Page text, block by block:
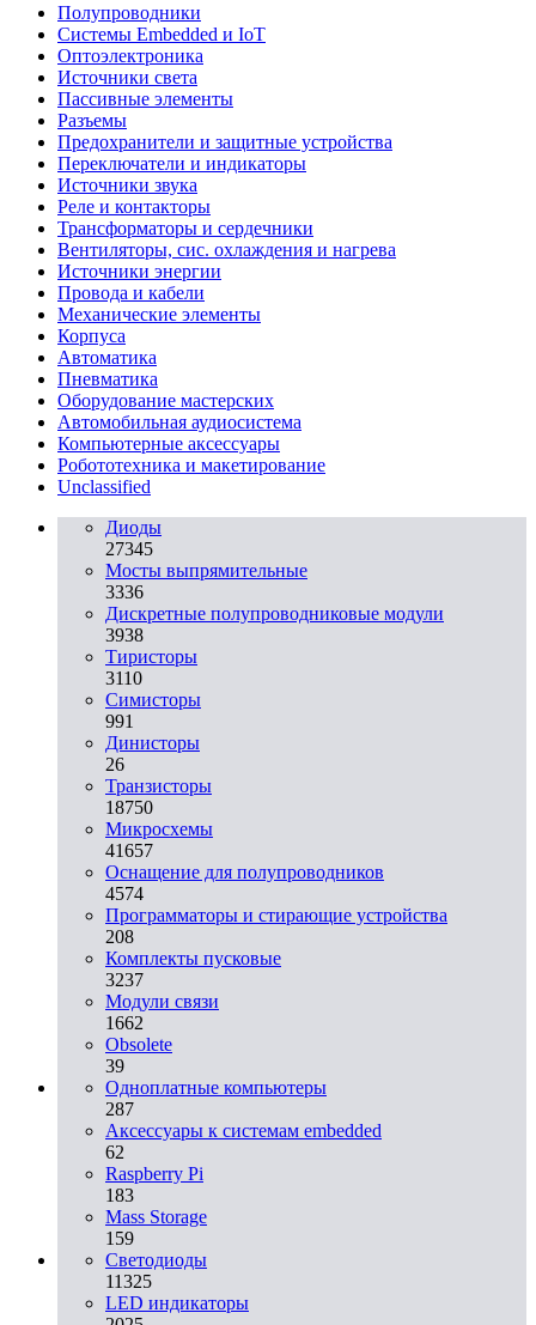
Полупроводники
Системы Embedded и IoT
Oптоэлектроника
Источники света
Пассивные элементы
Разъeмы
Предохранители и защитные устройства
Переключатели и индикаторы
Источники звука
Реле и контакторы
Трансформаторы и сердечники
Вентиляторы, сис. охлаждения и нагрева
Источники энергии
Провода и кабели
Механические элементы
Корпуса
Автоматика
Пневматика
Оборудование мастерских
Автомобильная аудиосистема
Компьютерные аксессуары
Робототехника и макетирование
Unclassified
Диоды
27345
Мосты выпрямительные
3336
Дискретные полупроводниковые модули
3938
Тиристоры
3110
Симисторы
991
Динисторы
26
Транзисторы
18750
Микросхемы
41657
Оснащение для полупроводников
4574
Программаторы и стирающие устройства
208
Комплекты пусковые
3237
Модули связи
1662
Obsolete
39
Одноплатные компьютеры
287
Аксессуары к системам embedded
62
Raspberry Pi
183
Mass Storage
159
Светодиоды
11325
LED индикаторы